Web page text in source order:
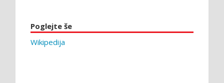
Poglejte še
Wikipedija